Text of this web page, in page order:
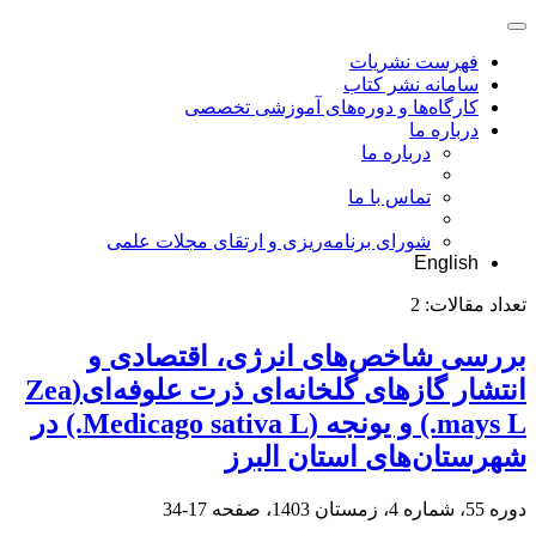
فهرست نشریات
سامانه نشر کتاب
کارگاه‌ها و دوره‌های آموزشی تخصصی
درباره ما
درباره ما
تماس با ما
شورای برنامه‌ریزی و ارتقای مجلات علمی
English
تعداد مقالات: 2
بررسی شاخص‌های انرژی، اقتصادی و
انتشار گازهای گلخانه‌ای ذرت علوفه‌ای(Zea
mays L.) و یونجه (Medicago sativa L.) در
شهرستان‌های استان البرز
دوره 55، شماره 4، زمستان 1403، صفحه 17-34